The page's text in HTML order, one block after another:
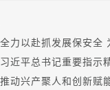
力以赴抓发展保安全
近平总书记重要指示
动兴产聚人和创新赋